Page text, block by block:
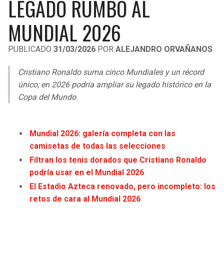
LIGA DE EXPANSIÓN MX
LEAGUES CUP
UEFA EUROPA LEAGUE
UEFA CONFERENCE LEAGUE
MLS
COPA LIBERTADORES
COPA SUDAMERICANA
OTRAS LIGAS
RAIDERS
CHARGERS
RAVENS
BENGALS
CAVALIERS
PISTONS
PACERS
BUCKS
LEGADO RUMBO AL
MUNDIAL 2026
PUBLICADO 31/03/2026 POR ALEJANDRO ORVAÑANOS
Cristiano Ronaldo suma cinco Mundiales y un récord
único; en 2026 podría ampliar su legado histórico en la
Copa del Mundo
Mundial 2026: galería completa con las
camisetas de todas las selecciones
Filtran los tenis dorados que Cristiano Ronaldo
podría usar en el Mundial 2026
El Estadio Azteca renovado, pero incompleto: los
retos de cara al Mundial 2026